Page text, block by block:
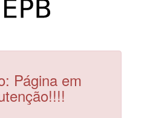
Página em